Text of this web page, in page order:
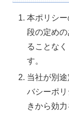
本ポリシ
段の定め
ることな
す。
当社が別
バシーポ
きから効